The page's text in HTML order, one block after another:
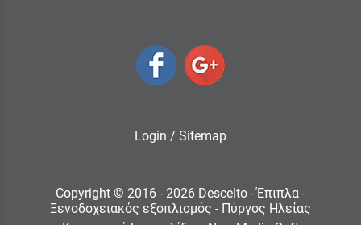
Login / Sitemap
Copyright © 2016 - 2026 Descelto - Έπιπλα -
Ξενοδοχειακός εξοπλισμός - Πύργος Ηλείας